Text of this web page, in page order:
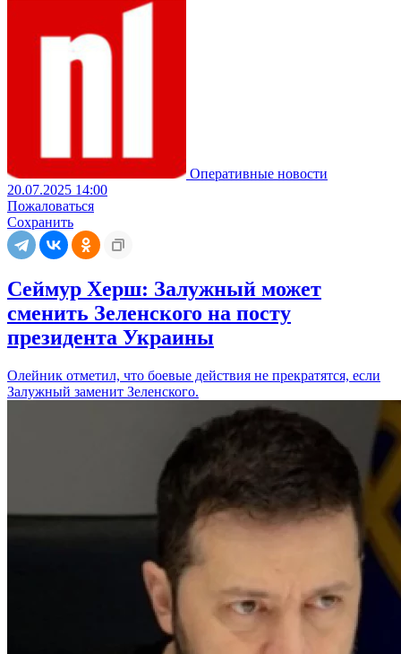
Оперативные новости
20.07.2025 14:00
Пожаловаться
Сохранить
Сеймур Херш: Залужный может
сменить Зеленского на посту
президента Украины
Олейник отметил, что боевые действия не прекратятся, если
Залужный заменит Зеленского.